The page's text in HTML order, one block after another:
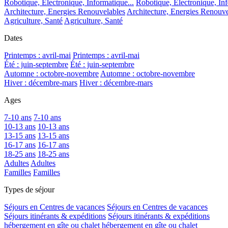
Robotique, Electronique, Informatique... Robotique, Electronique,
Architecture, Energies Renouvelables Architecture, Energies
Agriculture, Santé Agriculture, Santé
Dates
Printemps : avril-mai Printemps : avril-mai
Été : juin-septembre Été : juin-septembre
Automne : octobre-novembre Automne : octobre-novembre
Hiver : décembre-mars Hiver : décembre-mars
Ages
7-10 ans 7-10 ans
10-13 ans 10-13 ans
13-15 ans 13-15 ans
16-17 ans 16-17 ans
18-25 ans 18-25 ans
Adultes Adultes
Familles Familles
Types de séjour
Séjours en Centres de vacances Séjours en Centres de vacances
Séjours itinérants & expéditions Séjours itinérants & expéditions
hébergement en gîte ou chalet hébergement en gîte ou chalet